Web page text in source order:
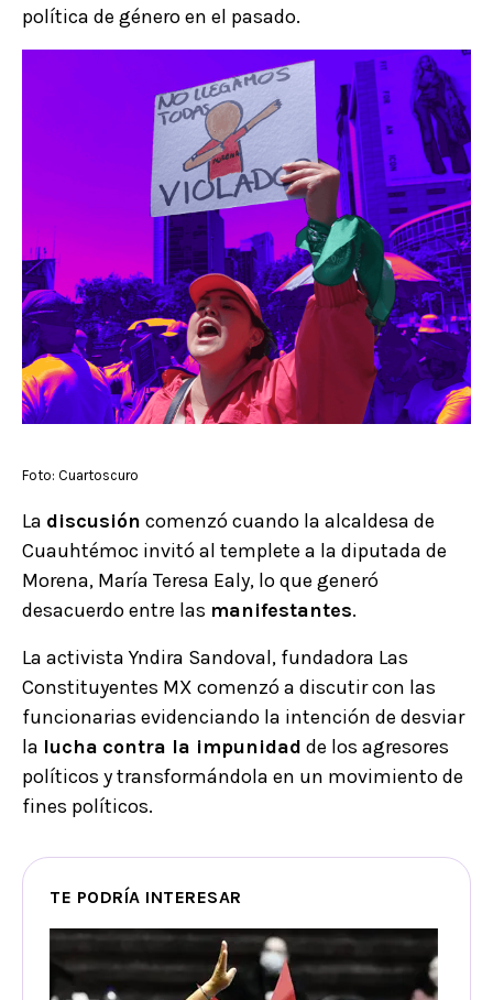
política de género en el pasado.
Foto: Cuartoscuro
La discusión comenzó cuando la alcaldesa de
Cuauhtémoc invitó al templete a la diputada de
Morena, María Teresa Ealy, lo que generó
desacuerdo entre las manifestantes.
La activista Yndira Sandoval, fundadora Las
Constituyentes MX comenzó a discutir con las
funcionarias evidenciando la intención de desviar
la lucha contra la impunidad de los agresores
políticos y transformándola en un movimiento de
fines políticos.
TE PODRÍA INTERESAR